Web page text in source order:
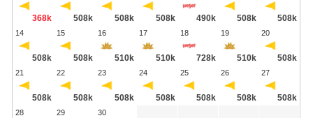
368k 508k 508k 508k 490k 508k 508k
14
508k
15
508k
16
510k
17
510k
18
728k
19
510k
20
508k
21
508k
22
508k
23
508k
24
508k
25
508k
26
508k
27
508k
28 29 30